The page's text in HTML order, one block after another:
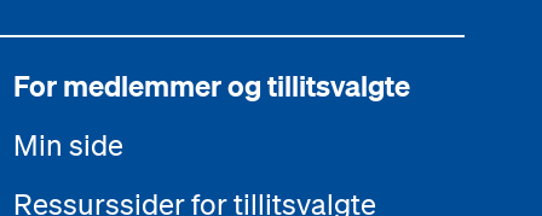
For medlemmer og tillitsvalgte
Min side
Ressurssider for tillitsvalgte